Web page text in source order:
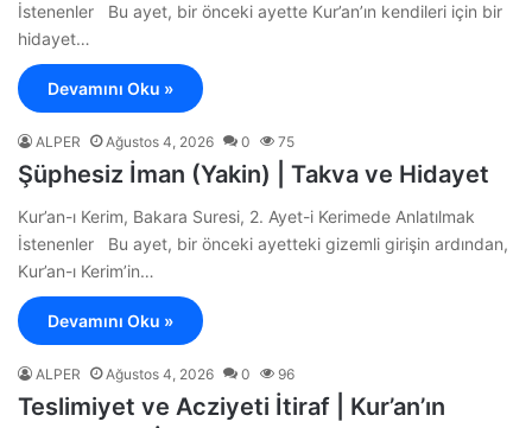
İstenenler Bu ayet, bir önceki ayette Kur’an’ın kendileri için bir
hidayet…
Devamını Oku »
ALPER Ağustos 4, 2026 0 75
Şüphesiz İman (Yakin) | Takva ve Hidayet
Kur’an-ı Kerim, Bakara Suresi, 2. Ayet-i Kerimede Anlatılmak
İstenenler Bu ayet, bir önceki ayetteki gizemli girişin ardından,
Kur’an-ı Kerim’in…
Devamını Oku »
ALPER Ağustos 4, 2026 0 96
Teslimiyet ve Acziyeti İtiraf | Kur’an’ın